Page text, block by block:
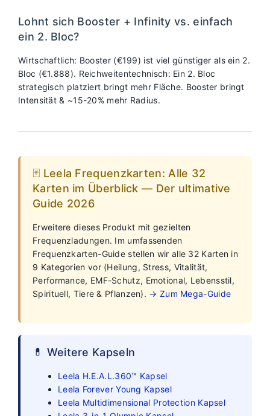
Lohnt sich Booster + Infinity vs. einfach
ein 2. Bloc?
Wirtschaftlich: Booster (€199) ist viel günstiger als ein 2.
Bloc (€1.888). Reichweitentechnisch: Ein 2. Bloc
strategisch platziert bringt mehr Fläche. Booster bringt
Intensität & ~15-20% mehr Radius.
🃏 Leela Frequenzkarten: Alle 32
Karten im Überblick — Der ultimative
Guide 2026
Erweitere dieses Produkt mit gezielten
Frequenzladungen. Im umfassenden
Frequenzkarten-Guide stellen wir alle 32 Karten in
9 Kategorien vor (Heilung, Stress, Vitalität,
Performance, EMF-Schutz, Emotional, Lebensstil,
Spirituell, Tiere & Pflanzen). → Zum Mega-Guide
💊 Weitere Kapseln
Leela H.E.A.L.360™ Kapsel
Leela Forever Young Kapsel
Leela Multidimensional Protection Kapsel